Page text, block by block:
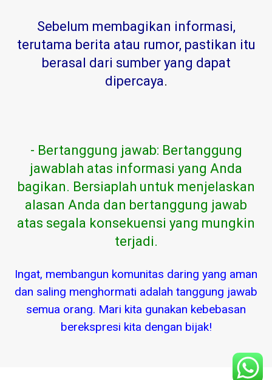
Sebelum membagikan informasi,
terutama berita atau rumor, pastikan itu
berasal dari sumber yang dapat
dipercaya.
- Bertanggung jawab: Bertanggung
jawablah atas informasi yang Anda
bagikan. Bersiaplah untuk menjelaskan
alasan Anda dan bertanggung jawab
atas segala konsekuensi yang mungkin
terjadi.
Ingat, membangun komunitas daring yang aman
dan saling menghormati adalah tanggung jawab
semua orang. Mari kita gunakan kebebasan
berekspresi kita dengan bijak!